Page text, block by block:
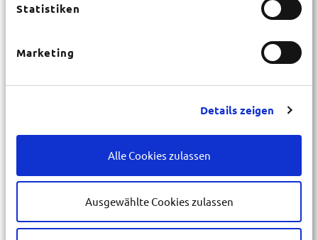
Statistiken
Marketing
Details zeigen
Alle Cookies zulassen
Ausgewählte Cookies zulassen
E-Mail*